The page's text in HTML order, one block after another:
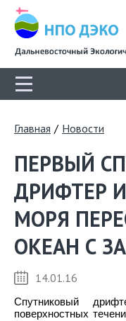
Главная / Новости
ПЕРВЫЙ
ДРИФТЕР
МОРЯ
ОКЕАН С
14.01.16
Спутниковый
поверхностных